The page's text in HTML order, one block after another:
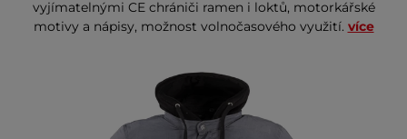
vyjímatelnými CE chrániči ramen i loktů, motorkářské
motivy a nápisy, možnost volnočasového využití. více